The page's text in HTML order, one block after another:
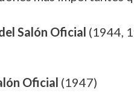
Salón Oficial (1944,
Oficial (1947)